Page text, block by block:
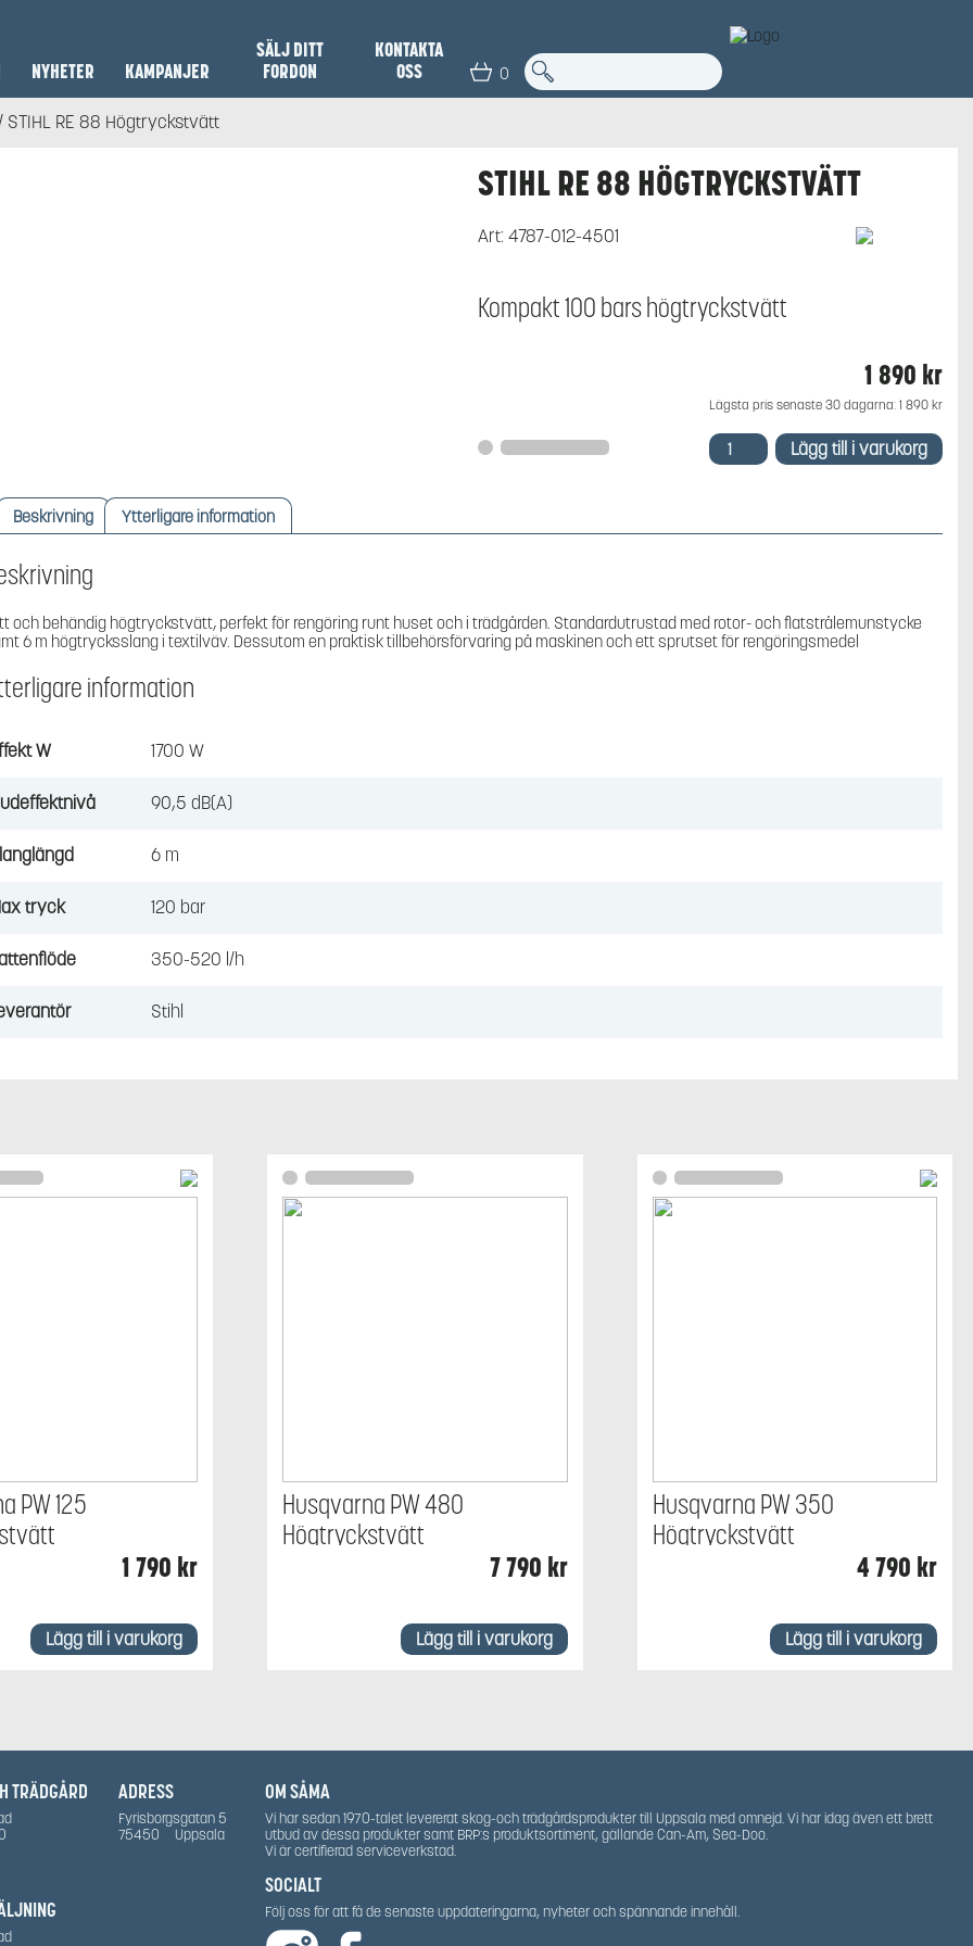
NYHETER KAMPANJER
SÄLJ DITT
FORDON
KONTAKTA
OSS
0
STIHL RE 88 Högtryckstvätt
STIHL RE 88 HÖGTRYCKSTVÄTT
Art:4787-012-4501
Kompakt 100 bars högtryckstvätt
1 890 kr
Lägsta pris senaste 30 dagarna: 1 890 kr
STIHL
RE Lägg till i varukorg
Beskrivning Ytterligare information
och behändig högtryckstvätt, perfekt för rengöring runt huset och i trädgården. Standardutrustad med rotor- och flatstrålemunstycke
6 m högtrycksslang i textilväv. Dessutom en praktisk tillbehörsförvaring på maskinen och ett sprutset för rengöringsmedel
information
W 1700 W
90,5 dB(A)
6 m
tryck 120 bar
350-520 l/h
Stihl
PW 125
1 790 kr
Lägg till i varukorg
Husqvarna PW 480
Högtryckstvätt
7 790 kr
Lägg till i varukorg
Husqvarna PW 350
Högtryckstvätt
4 790 kr
Lägg till i varukorg
ADRESS
Fyrisborgsgatan 5
75450
Uppsala
TRÄDGÅRD OM SÅMA
Vi har sedan 1970-talet levererat skog-och trädgårdsprodukter till Uppsala med omnejd. Vi har idag även ett brett
utbud av dessa produkter samt BRP:s produktsortiment, gällande Can-Am, Sea-Doo.
Vi är certifierad serviceverkstad.
SOCIALT
Följ oss för att få de senaste uppdateringarna, nyheter och spännande innehåll.